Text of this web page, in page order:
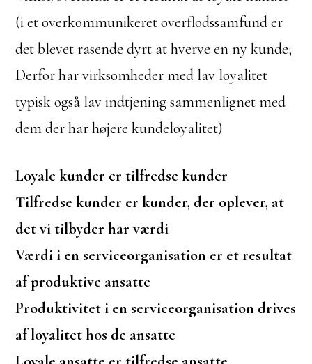
(i et overkommunikeret overflodssamfund er
det blevet rasende dyrt at hverve en ny kunde;
Derfor har virksomheder med lav loyalitet
typisk også lav indtjening sammenlignet med
dem der har højere kundeloyalitet)
Loyale kunder er tilfredse kunder
Tilfredse kunder er kunder, der oplever, at
det vi tilbyder har værdi
Værdi i en serviceorganisation er et resultat
af produktive ansatte
Produktivitet i en serviceorganisation drives
af loyalitet hos de ansatte